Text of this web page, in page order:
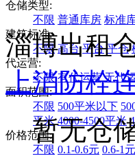
仓储类型:
不限 普通库房 标准
建筑标准:
不限 高台 平台 平仓
代运营:
不限 有代运营 无代
面积范围:
不限 500平米以下
平米 4000-4500平米
价格范围:
不限 0.1-0.6元 0.6-1元
淄博出租
上消防栓
暂无仓